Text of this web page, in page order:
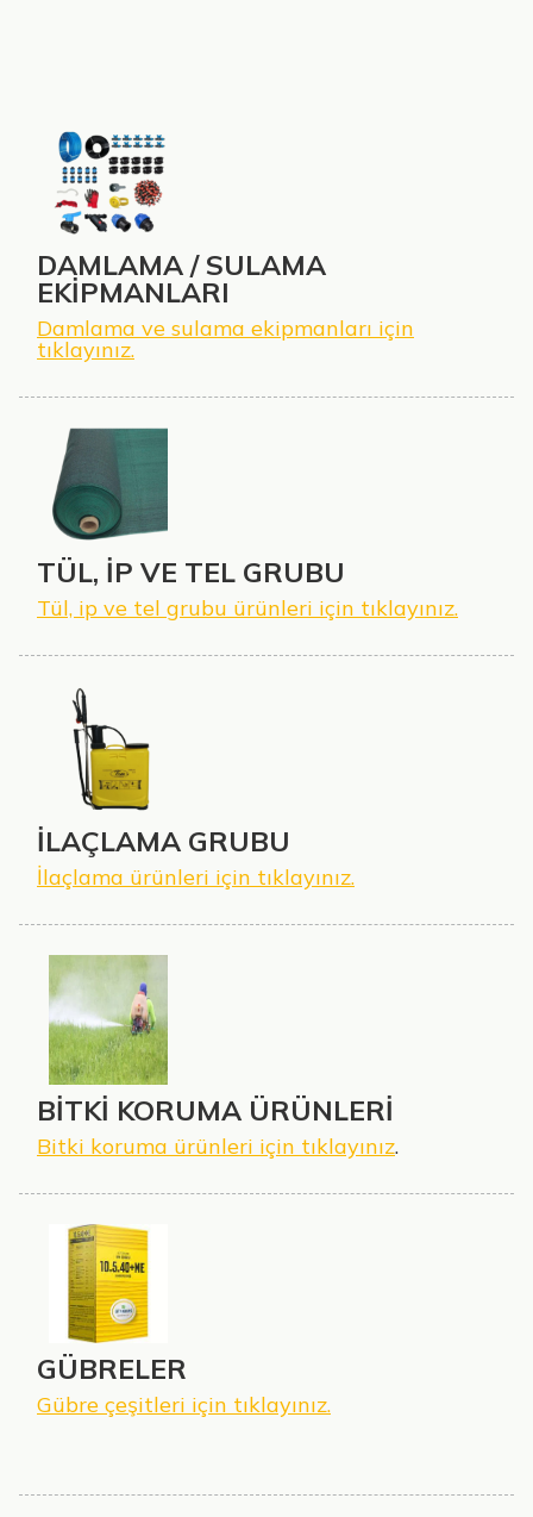
DAMLAMA / SULAMA
EKİPMANLARI
Damlama ve sulama ekipmanları için
tıklayınız.
TÜL, İP VE TEL GRUBU
Tül, ip ve tel grubu ürünleri için tıklayınız.
İLAÇLAMA GRUBU
İlaçlama ürünleri için tıklayınız.
BİTKİ KORUMA ÜRÜNLERİ
Bitki koruma ürünleri için tıklayınız.
GÜBRELER
Gübre çeşitleri için tıklayınız.